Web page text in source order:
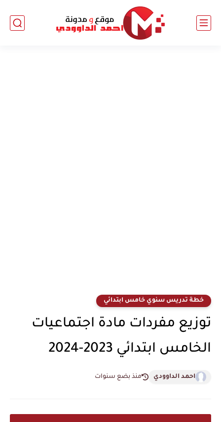
خطة تدريس سنوي خامس ابتدائي
توزيع مفردات مادة اجتماعيات
الخامس ابتدائي 2023-2024
احمد الداوودي منذ بضع سنوات